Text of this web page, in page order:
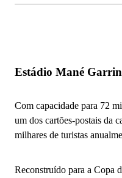
Estádio Mané
Com capacidade para 72
um dos cartões-postais da
milhares de turistas
Reconstruído para a Copa